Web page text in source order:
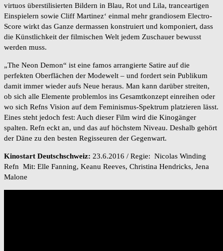
virtuos überstilisierten Bildern in Blau, Rot und Lila, tranceartigen
Einspielern sowie Cliff Martinez‘ einmal mehr grandiosem Electro-
Score wirkt das Ganze dermassen konstruiert und komponiert, dass
die Künstlichkeit der filmischen Welt jedem Zuschauer bewusst
werden muss.
„The Neon Demon“ ist eine famos arrangierte Satire auf die
perfekten Oberflächen der Modewelt – und fordert sein Publikum
damit immer wieder aufs Neue heraus. Man kann darüber streiten,
ob sich alle Elemente problemlos ins Gesamtkonzept einreihen oder
wo sich Refns Vision auf dem Feminismus-Spektrum platzieren lässt.
Eines steht jedoch fest: Auch dieser Film wird die Kinogänger
spalten. Refn eckt an, und das auf höchstem Niveau. Deshalb gehört
der Däne zu den besten Regisseuren der Gegenwart.
Kinostart Deutschschweiz: 23.6.2016 / Regie: Nicolas Winding
Refn Mit: Elle Fanning, Keanu Reeves, Christina Hendricks, Jena
Malone